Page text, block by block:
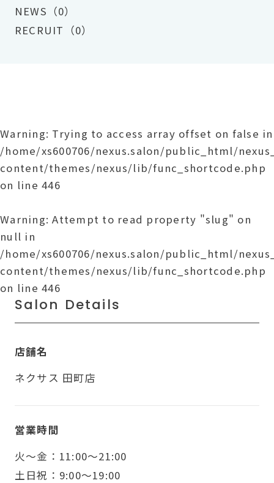
NEWS（0）
RECRUIT（0）
Warning: Trying to access array offset on false in
/home/xs600706/nexus.salon/public_html/
content/themes/nexus/lib/func_shortcode.php
on line446
Warning: Attempt to read property "slug" on
null in
/home/xs600706/nexus.salon/public_html/
content/themes/nexus/lib/func_shortcode.php
on line446
Salon Details
店舗名
ネクサス 田町店
営業時間
火〜金：11:00～21:00
土日祝：9:00～19:00